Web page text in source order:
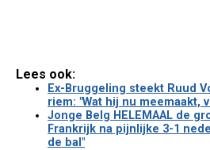
Lees ook:
Ex-Bruggeling steekt Ruud
riem: "Wat hij nu meemaakt,
Jonge Belg HELEMAAL de
Frankrijk na pijnlijke 3-1
de bal"